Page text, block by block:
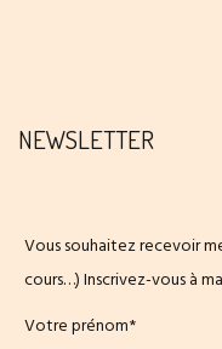
NEWSLETTER
Vous souhaitez recevoir
cours…) Inscrivez-vous à
Votre prénom*